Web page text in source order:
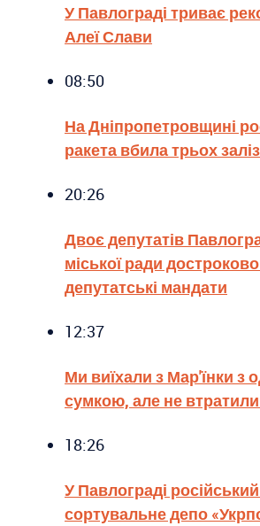
У Павлограді триває
Алеї Слави
08:50
На Дніпропетровщині
ракета вбила трьох
20:26
Двоє депутатів
міської ради
депутатські мандати
12:37
Ми виїхали з Мар'їнки з
сумкою, але не
18:26
У Павлограді
сортувальне депо